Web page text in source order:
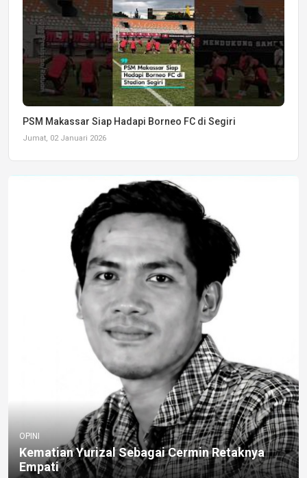
PSM Makassar Siap Hadapi Borneo FC di Segiri
Jumat, 02 Januari 2026
OPINI
Kematian Yurizal Sebagai Cermin Retaknya
Empati